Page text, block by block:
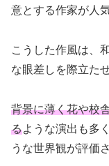
意とする作家が人
こうした作風は、
な眼差しを際立た
背景に薄く花や校
るような演出も多
うな世界観が評価